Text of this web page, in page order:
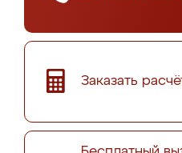
Заказать